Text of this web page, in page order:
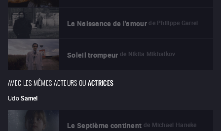
La Naissance de l'amour de Philippe Garrel
Soleil trompeur de Nikita Mikhalkov
AVEC LES MÊMES ACTEURS OUACTRICES
Udo Samel
Le Septième continent de Michael Haneke